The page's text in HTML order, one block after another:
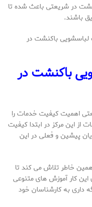
در شریعتی باعث شده تا
باشند.
لباسشویی باکنشت در
باکنشت در
اهمیت کیفیت خدمات را
از این مرکز در ابتدا کیفیت
پیشین و فعلی در این
خاطر تلاش می کند تا
کار آموزش های متنوعی
داری به کارشناسان خود